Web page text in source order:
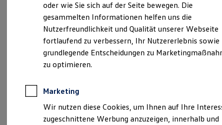
Für Privatkunden
Für Gewerbekunden
Versicherungen & Garantien
Garantien
Kfz-Versicherung für Nutzfahrzeuge
Restschuldversicherung
Wartungsverträge
Besitzer & Service
Sommer-Special
Reparatur, Pflege & Inspektion
Servicetermin anfragen
Service-Vorteile bei Volkswagen Nutzfahrzeuge
Belliner Straße 24, 17373 Ueckermünde
info@autohaus-krumnow.de
+49 39771 22853
Montag 06:30-18:00 Uhr
Dienstag- Freitag 07:00-18:00 Uhr
Ansprechpartner
oder wie Sie sich auf der Seite bewegen. Die
gesammelten Informationen helfen uns die
Nutzerfreundlichkeit und Qualität unserer Webseite
fortlaufend zu verbessern, Ihr Nutzererlebnis sowie
grundlegende Entscheidungen zu
zu optimieren.
Marketing
Wir nutzen diese Cookies, um Ihnen auf Ihre
zugeschnittene Werbung anzuzeigen, innerhalb und